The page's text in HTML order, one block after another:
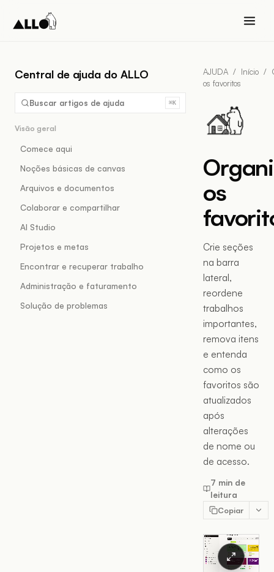
Central de ajuda do ALLO
Buscar artigos de ajuda ⌘K
Visão geral
Comece aqui
Noções básicas de canvas
Arquivos e documentos
Colaborar e compartilhar
AI Studio
Projetos e metas
Encontrar e recuperar trabalho
Administração e faturamento
Solução de problemas
AJUDA / Início /
os favoritos
os
Crie seções
na barra
lateral,
reordene
trabalhos
importantes,
remova itens
e entenda
como os
favoritos são
atualizados
após
alterações
de nome ou
de acesso.
7 min de
leitura
Copiar